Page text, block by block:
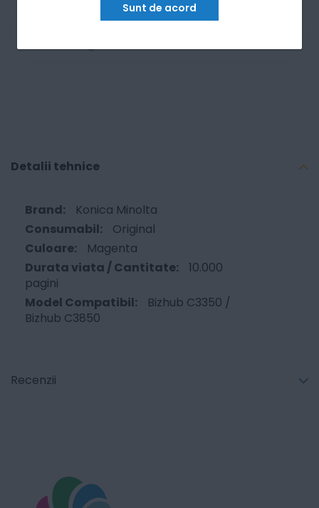
Sunt de acord
Detalii tehnice
Konica Minolta
Original
Magenta
10.000
pagini
Bizhub C3350 /
Bizhub C3850
Recenzii